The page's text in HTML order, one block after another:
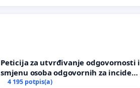
Peticija za utvrđivanje odgovornosti i
smjenu osoba odgovornih za incident
u Zoološkom vrtu Grada Zagreba
4 195 potpis(a)